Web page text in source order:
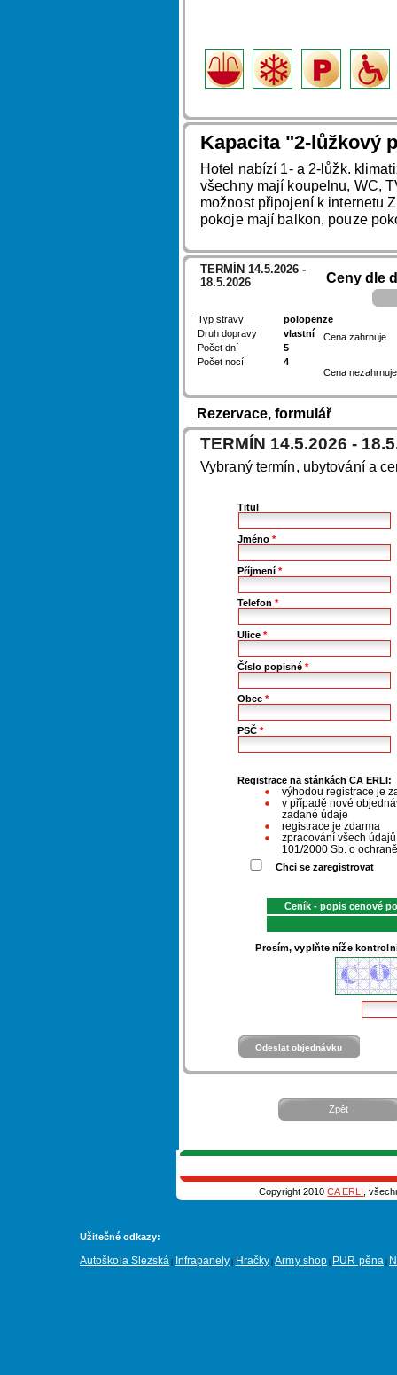
Kapacita "2-lůžkový
Hotel nabízí 1- a 2-lůžk.
všechny mají koupelnu, WC,
možnost připojení k internetu
pokoje mají balkon, pouze
TERMÍN 14.5.2026 -
18.5.2026
Typ stravy
polopenze
Druh dopravy
vlastní
Počet dní
5
Počet nocí
4
Ceny dle
Cena zahrnuje
Cena nezahrnuje
Rezervace, formulář
TERMÍN 14.5.2026 -
Vybraný termín, ubytování a
Titul
Jméno*
Příjmení*
Telefon*
Ulice*
Číslo popisné*
Obec*
PSČ*
Registrace na stánkách CA ERLI:
výhodou registrace je
v případě nové
zadané údaje
registrace je zdarma
zpracování všech
101/2000 Sb. o
Chci se zaregistrovat
Ceník - popis cenové
Prosím, vyplňte níže
Zpět
Copyright 2010CA ERLI ,
Užitečné odkazy:
Autoškola Slezská Infrapanely Hračky |Army shop PUR pěna|